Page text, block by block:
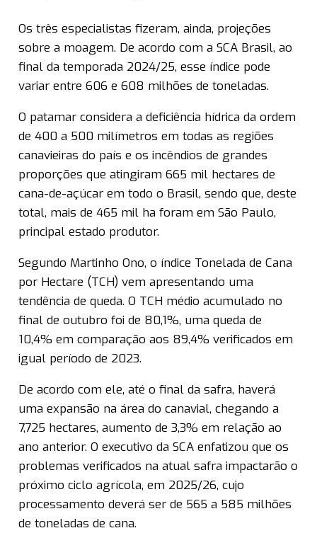
Os três especialistas fizeram, ainda, projeções
sobre a moagem. De acordo com a SCA Brasil, ao
final da temporada 2024/25, esse índice pode
variar entre 606 e 608 milhões de toneladas.
O patamar considera a deficiência hídrica da ordem
de 400 a 500 milímetros em todas as regiões
canavieiras do país e os incêndios de grandes
proporções que atingiram 665 mil hectares de
cana-de-açúcar em todo o Brasil, sendo que, deste
total, mais de 465 mil ha foram em São Paulo,
principal estado produtor.
Segundo Martinho Ono, o índice Tonelada de Cana
por Hectare (TCH) vem apresentando uma
tendência de queda. O TCH médio acumulado no
final de outubro foi de 80,1%, uma queda de
10,4% em comparação aos 89,4% verificados em
igual período de 2023.
De acordo com ele, até o final da safra, haverá
uma expansão na área do canavial, chegando a
7,725 hectares, aumento de 3,3% em relação ao
ano anterior. O executivo da SCA enfatizou que os
problemas verificados na atual safra impactarão o
próximo ciclo agrícola, em 2025/26, cujo
processamento deverá ser de 565 a 585 milhões
de toneladas de cana.